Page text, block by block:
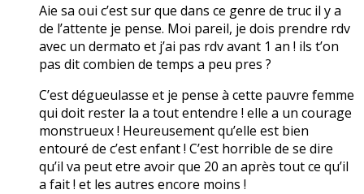
Aie sa oui c’est sur que dans ce genre de truc il y a
de l’attente je pense. Moi pareil, je dois prendre rdv
avec un dermato et j’ai pas rdv avant 1 an ! ils t’on
pas dit combien de temps a peu pres ?
C’est dégueulasse et je pense à cette pauvre femme
qui doit rester la a tout entendre ! elle a un courage
monstrueux ! Heureusement qu’elle est bien
entouré de c’est enfant ! C’est horrible de se dire
qu’il va peut etre avoir que 20 an après tout ce qu’il
a fait ! et les autres encore moins !